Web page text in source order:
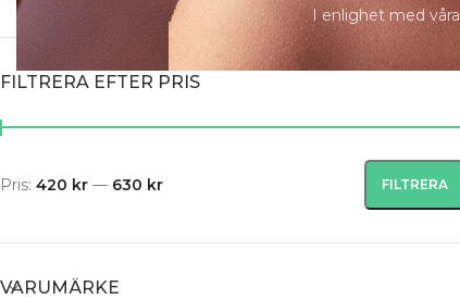
I enlighet med våra
FILTRERA EFTER PRIS
FILTRERA
Pris: 420 kr — 630 kr
VARUMÄRKE